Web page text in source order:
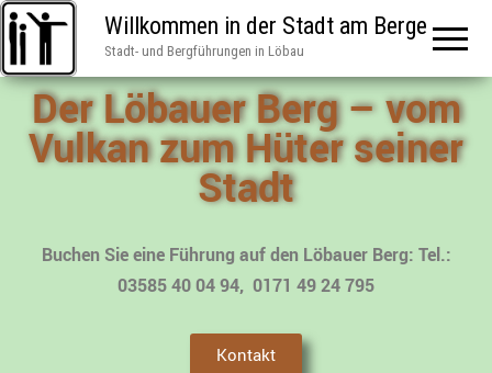
Willkommen in der Stadt am Berge
Stadt- und Bergführungen in Löbau
Der Löbauer Berg – vom
Vulkan zum Hüter seiner
Stadt
Buchen Sie eine Führung auf den Löbauer Berg: Tel.:
03585 40 04 94, 0171 49 24 795
Kontakt